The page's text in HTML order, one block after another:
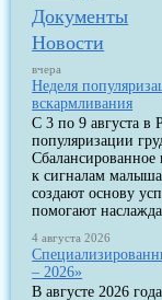
Документы
Новости
вчера
Неделя
вскармливания
С 3 по 9 августа в
популяризации
к сигналам
создают основу
помогают
4 августа 2026
– 2026»
В августе 2026